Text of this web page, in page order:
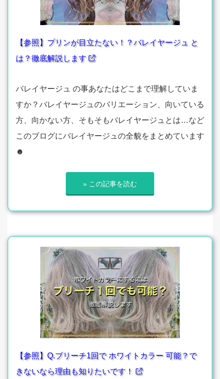
【参照】プリンが目立たない！？バレイヤージュ と
は？徹底解説します
バレイヤージュ の事あなたはどこまで理解していま
すか？バレイヤージュのバリエーション、向いている
方、向かない方、そもそもバレイヤージュとは…など
このブログにバレイヤージュの全貌をまとめています
☻
» この記事を読む
【参照】Q.ブリーチ1回で ホワイトカラー 可能？で
きないなら理由も知りたいです！